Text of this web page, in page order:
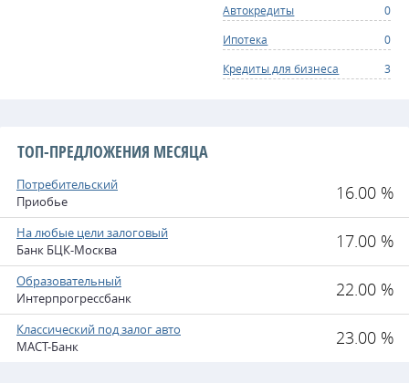
Автокредиты
0
Ипотека
0
Кредиты для бизнеса
3
ТОП-ПРЕДЛОЖЕНИЯ МЕСЯЦА
Потребительский
Приобье
16.00 %
На любые цели залоговый
Банк БЦК-Москва
17.00 %
Образовательный
Интерпрогрессбанк
22.00 %
Классический под залог авто
МАСТ-Банк
23.00 %